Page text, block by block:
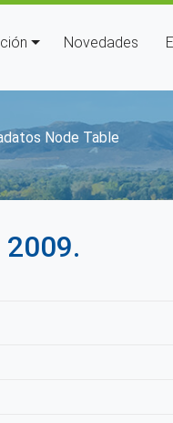
Novedades
de
Node Table